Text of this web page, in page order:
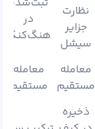
نظارت
جزایر
سیشل
در
هنگ‌کنگ
معامله
مستقیم
معامله
مستقیم
ذخیره